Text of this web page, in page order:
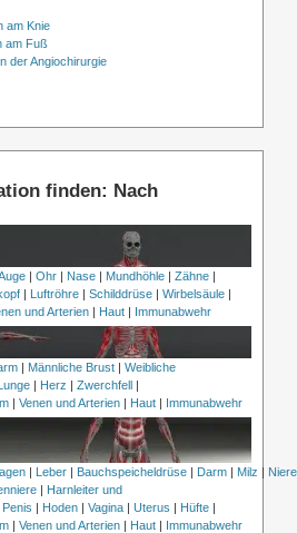
am Knie
am Fuß
der Angiochirurgie
finden: Nach
| Ohr| Nase| Mundhöhle| Zähne|
| Luftröhre| Schilddrüse| Wirbelsäule|
und Arterien | Haut | Immunabwehr
| Männliche Brust| Weibliche
| Herz | Zwerchfell|
| Venen und Arterien | Haut | Immunabwehr
| Leber| Bauchspeicheldrüse| Darm| Milz |
| Harnleiter und
Penis | Hoden| Vagina| Uterus | Hüfte|
| Venen und Arterien | Haut | Immunabwehr